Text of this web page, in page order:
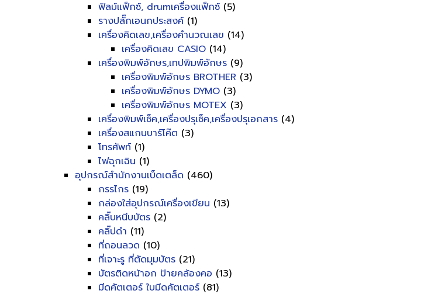
ฟิลม์แฟ็กซ์, drumเครื่องแฟ็กซ์ (5)
รางปลั๊กเอนกประสงค์ (1)
เครื่องคิดเลข,เครื่องคำนวณเลข (14)
เครื่องคิดเลข CASIO (14)
เครื่องพิมพ์อักษร,เทปพิมพ์อักษร (9)
เครื่องพิมพ์อักษร BROTHER (3)
เครื่องพิมพ์อักษร DYMO (3)
เครื่องพิมพ์อักษร MOTEX (3)
เครื่องพิมพ์เช็ค,เครื่องปรุเช็ค,เครื่องปรุเอกสาร (4)
เครื่องสแกนบาร์โค๊ต (3)
โทรศัพท์ (1)
ไฟฉุกเฉิน (1)
อุปกรณ์สำนักงานเบ็ดเตล็ด (460)
กรรไกร (19)
กล่องใส่อุปกรณ์เครื่องเขียน (13)
คลิ๊บหนีบบัตร (2)
คลิ๊ปดำ (11)
ที่ถอนลวด (10)
ที่เจาะรู ที่ตัดมุมบัตร (21)
บัตรติดหน้าอก ป้ายคล้องคอ (13)
มีดคัตเตอร์ ใบมีดคัตเตอร์ (81)